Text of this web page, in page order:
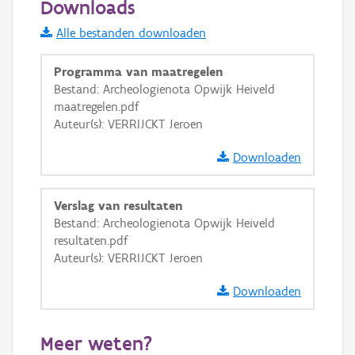
Informatie Vlaanderen
i
+ −
Basis Lagen
OSM-Basiskaart
GRB-Basiskaart
GRB-Basiskaart in grijswaarden
Downloads
Alle bestanden downloaden
Programma van maatregelen
Bestand: Archeologienota Opwijk Heiveld
maatregelen.pdf
Auteur(s): VERRIJCKT Jeroen
Downloaden
Verslag van resultaten
Bestand: Archeologienota Opwijk Heiveld
resultaten.pdf
Auteur(s): VERRIJCKT Jeroen
Downloaden
Meer weten?